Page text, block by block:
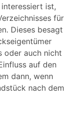
ist,
für
Dieses besagt
oder auch nicht
auf den
dann, wenn
nach dem